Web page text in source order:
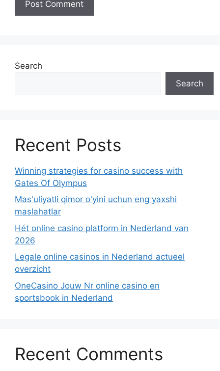
Search
Search
Recent Posts
Winning strategies for casino success with
Gates Of Olympus
Mas'uliyatli qimor o'yini uchun eng yaxshi
maslahatlar
Hét online casino platform in Nederland van
2026
Legale online casinos in Nederland actueel
overzicht
OneCasino Jouw Nr online casino en
sportsbook in Nederland
Recent Comments